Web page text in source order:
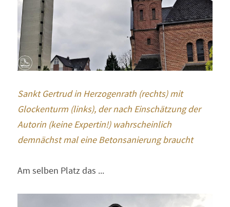
Sankt Gertrud in Herzogenrath (rechts) mit
Glockenturm (links), der nach Einschätzung der
Autorin (keine Expertin!) wahrscheinlich
demnächst mal eine Betonsanierung braucht
Am selben Platz das ...